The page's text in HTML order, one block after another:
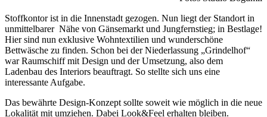
Stoffkontor ist in die Innenstadt gezogen. Nun liegt der Standort in
unmittelbarer Nähe von Gänsemarkt und Jungfernstieg; in Bestlage!
Hier sind nun exklusive Wohntextilien und wunderschöne
Bettwäsche zu finden. Schon bei der Niederlassung „Grindelhof“
war Raumschiff mit Design und der Umsetzung, also dem
Ladenbau des Interiors beauftragt. So stellte sich uns eine
interessante Aufgabe.
Das bewährte Design-Konzept sollte soweit wie möglich in die neue
Lokalität mit umziehen. Dabei Look&Feel erhalten bleiben.